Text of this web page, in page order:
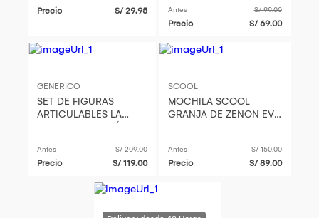
Precio S/ 29.95 Antes S/ 99.00
Precio S/ 69.00
GENERICO
SET DE FIGURAS
ARTICULABLES LA
Antes S/ 209.00
Precio S/ 119.00
SCOOL
MOCHILA SCOOL
GRANJA DE ZENON EVA
Antes S/ 150.00
Precio S/ 89.00